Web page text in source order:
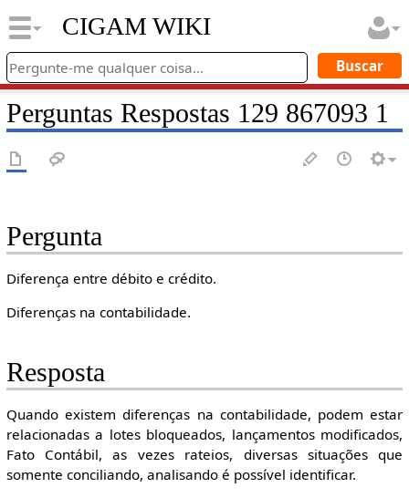
CIGAM WIKI
Perguntas Respostas 129 867093 1
Pergunta
Diferença entre débito e crédito.
Diferenças na contabilidade.
Resposta
Quando existem diferenças na contabilidade, podem estar
relacionadas a lotes bloqueados, lançamentos modificados,
Fato Contábil, as vezes rateios, diversas situações que
somente conciliando, analisando é possível identificar.